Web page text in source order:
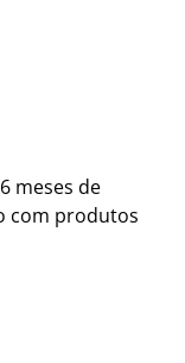
meses de
com produtos